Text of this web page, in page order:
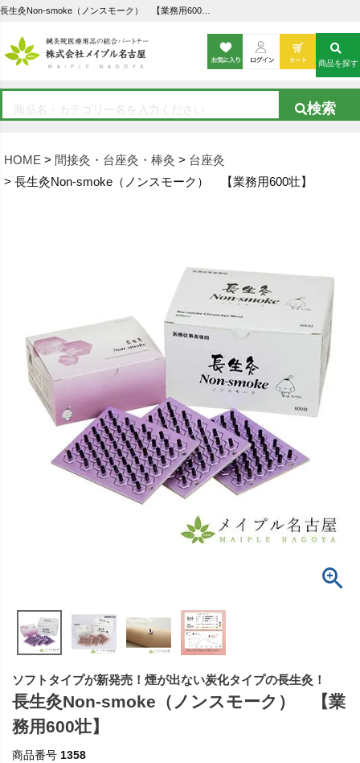
HOME 間接灸・台座灸・棒灸
台座灸
長生灸Non-smoke（ノンスモーク） 【業務用600壮】
商品を探す
ソフトタイプが新発売！煙が出ない炭化タイプの長生灸！
長生灸Non-smoke（ノンスモーク） 【業
務用600壮】
商品番号 1358